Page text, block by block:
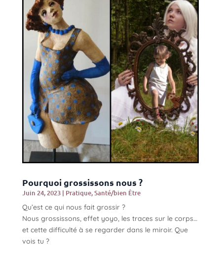
Pourquoi grossissons nous ?
Juin 24, 2023| Pratique,Santé/bien Être
Qu’est ce qui nous fait grossir ?
Nous grossissons, effet yoyo, les traces sur le corps…
et cette difficulté à se regarder dans le miroir. Que
vois tu ?